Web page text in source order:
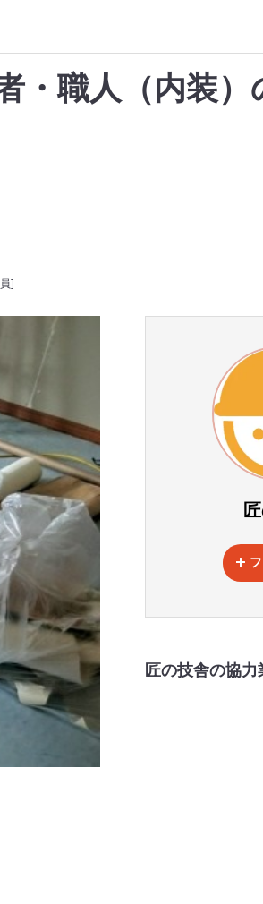
・職人（内装）
]
匠の技舎の協力